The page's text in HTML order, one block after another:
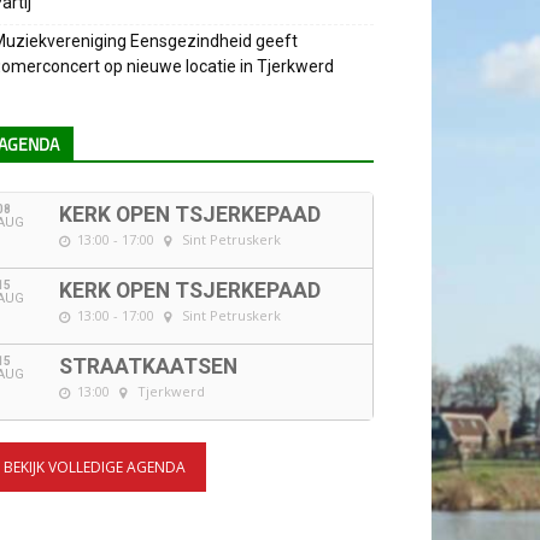
Eensgezindheid geeft
op nieuwe locatie in Tjerkwerd
KERK OPEN TSJERKEPAAD
13:00 - 17:00 Sint Petruskerk
KERK OPEN TSJERKEPAAD
13:00 - 17:00 Sint Petruskerk
STRAATKAATSEN
13:00 Tjerkwerd
BEKIJK VOLLEDIGE AGENDA